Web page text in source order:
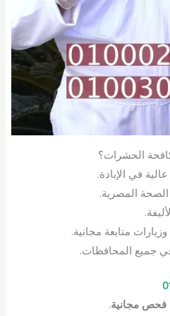
الحشرات؟
في الإبادة.
المصرية.
متابعة مجانية.
جميع المحافظات.
فحص مجانية.